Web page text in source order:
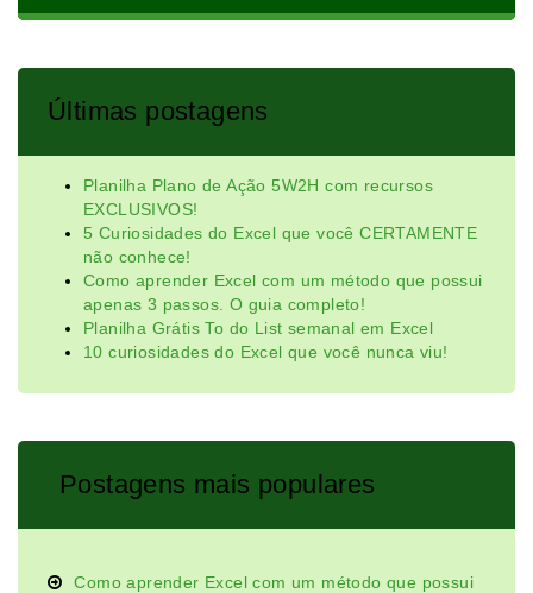
Últimas postagens
Planilha Plano de Ação 5W2H com recursos
EXCLUSIVOS!
5 Curiosidades do Excel que você CERTAMENTE
não conhece!
Como aprender Excel com um método que possui
apenas 3 passos. O guia completo!
Planilha Grátis To do List semanal em Excel
10 curiosidades do Excel que você nunca viu!
Postagens mais populares
Como aprender Excel com um método que possui